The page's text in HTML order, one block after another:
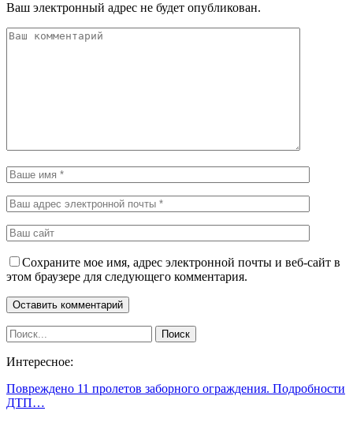
Ваш электронный адрес не будет опубликован.
Сохраните мое имя, адрес электронной почты и веб-сайт в
этом браузере для следующего комментария.
Интересное:
Повреждено 11 пролетов заборного ограждения. Подробности
ДТП…